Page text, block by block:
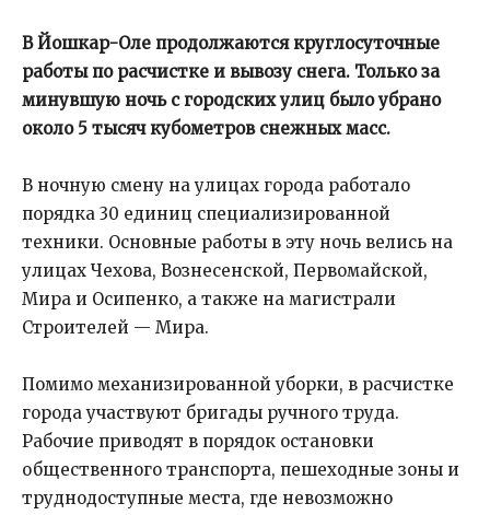
В Йошкар-Оле продолжаются круглосуточные
работы по расчистке и вывозу снега. Только за
минувшую ночь с городских улиц было убрано
около 5 тысяч кубометров снежных масс.
В ночную смену на улицах города работало
порядка 30 единиц специализированной
техники. Основные работы в эту ночь велись на
улицах Чехова, Вознесенской, Первомайской,
Мира и Осипенко, а также на магистрали
Строителей — Мира.
Помимо механизированной уборки, в расчистке
города участвуют бригады ручного труда.
Рабочие приводят в порядок остановки
общественного транспорта, пешеходные зоны и
труднодоступные места, где невозможно